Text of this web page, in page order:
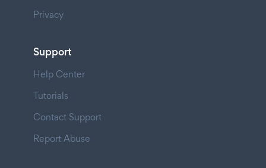
Privacy
Support
Help Center
Tutorials
Contact Support
Report Abuse